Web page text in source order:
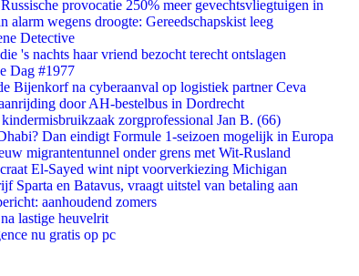
provocatie 250% meer gevechtsvliegtuigen in
alarm wegens droogte: Gereedschapskist leeg
Detective
's nachts haar vriend bezocht terecht ontslagen
Dag #1977
Bijenkorf na cyberaanval op logistiek partner Ceva
door AH-bestelbus in Dordrecht
zorgprofessional Jan B. (66)
Dan eindigt Formule 1-seizoen mogelijk in Europa
migrantentunnel onder grens met Wit-Rusland
El-Sayed wint nipt voorverkiezing Michigan
Sparta en Batavus, vraagt uitstel van betaling aan
aanhoudend zomers
lastige heuvelrit
nu gratis op pc